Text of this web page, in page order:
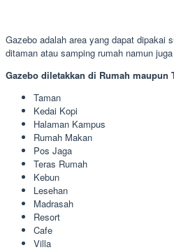
Gazebo adalah area yang dapat dipakai
ditaman atau samping rumah namun
Gazebo diletakkan di Rumah maupun
Taman
Kedai Kopi
Halaman Kampus
Rumah Makan
Pos Jaga
Teras Rumah
Kebun
Lesehan
Madrasah
Resort
Cafe
Villa